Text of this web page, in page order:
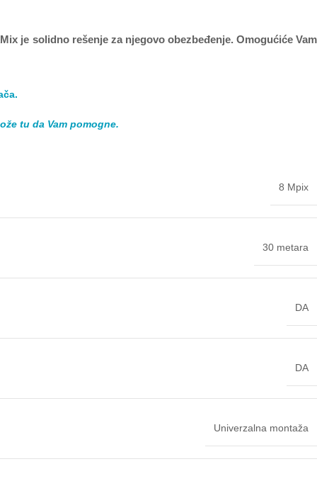
je solidno rešenje za njegovo obezbeđenje. Omogućiće Vam
tu da Vam pomogne.
8 Mpix
30 metara
DA
DA
Univerzalna montaža